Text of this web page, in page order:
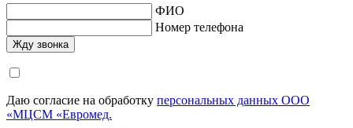
ФИО
Номер телефона
Даю согласие на обработку персональных данных ООО
«МЦСМ «Евромед.